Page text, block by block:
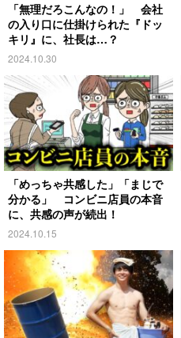
「無理だろこんなの！」 会社
の入り口に仕掛けられた『ドッ
キリ』に、社長は…？
2024.10.30
「めっちゃ共感した」「まじで
分かる」 コンビニ店員の本音
に、共感の声が続出！
2024.10.15